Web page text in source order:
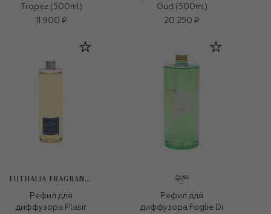
Tropez (500ml)
11 900 ₽
Oud (500ml)
20 250 ₽
EUTHALIA FRAGRANCES
Рефил для
диффузора Plasir
Рефил для
диффузора Foglie Di